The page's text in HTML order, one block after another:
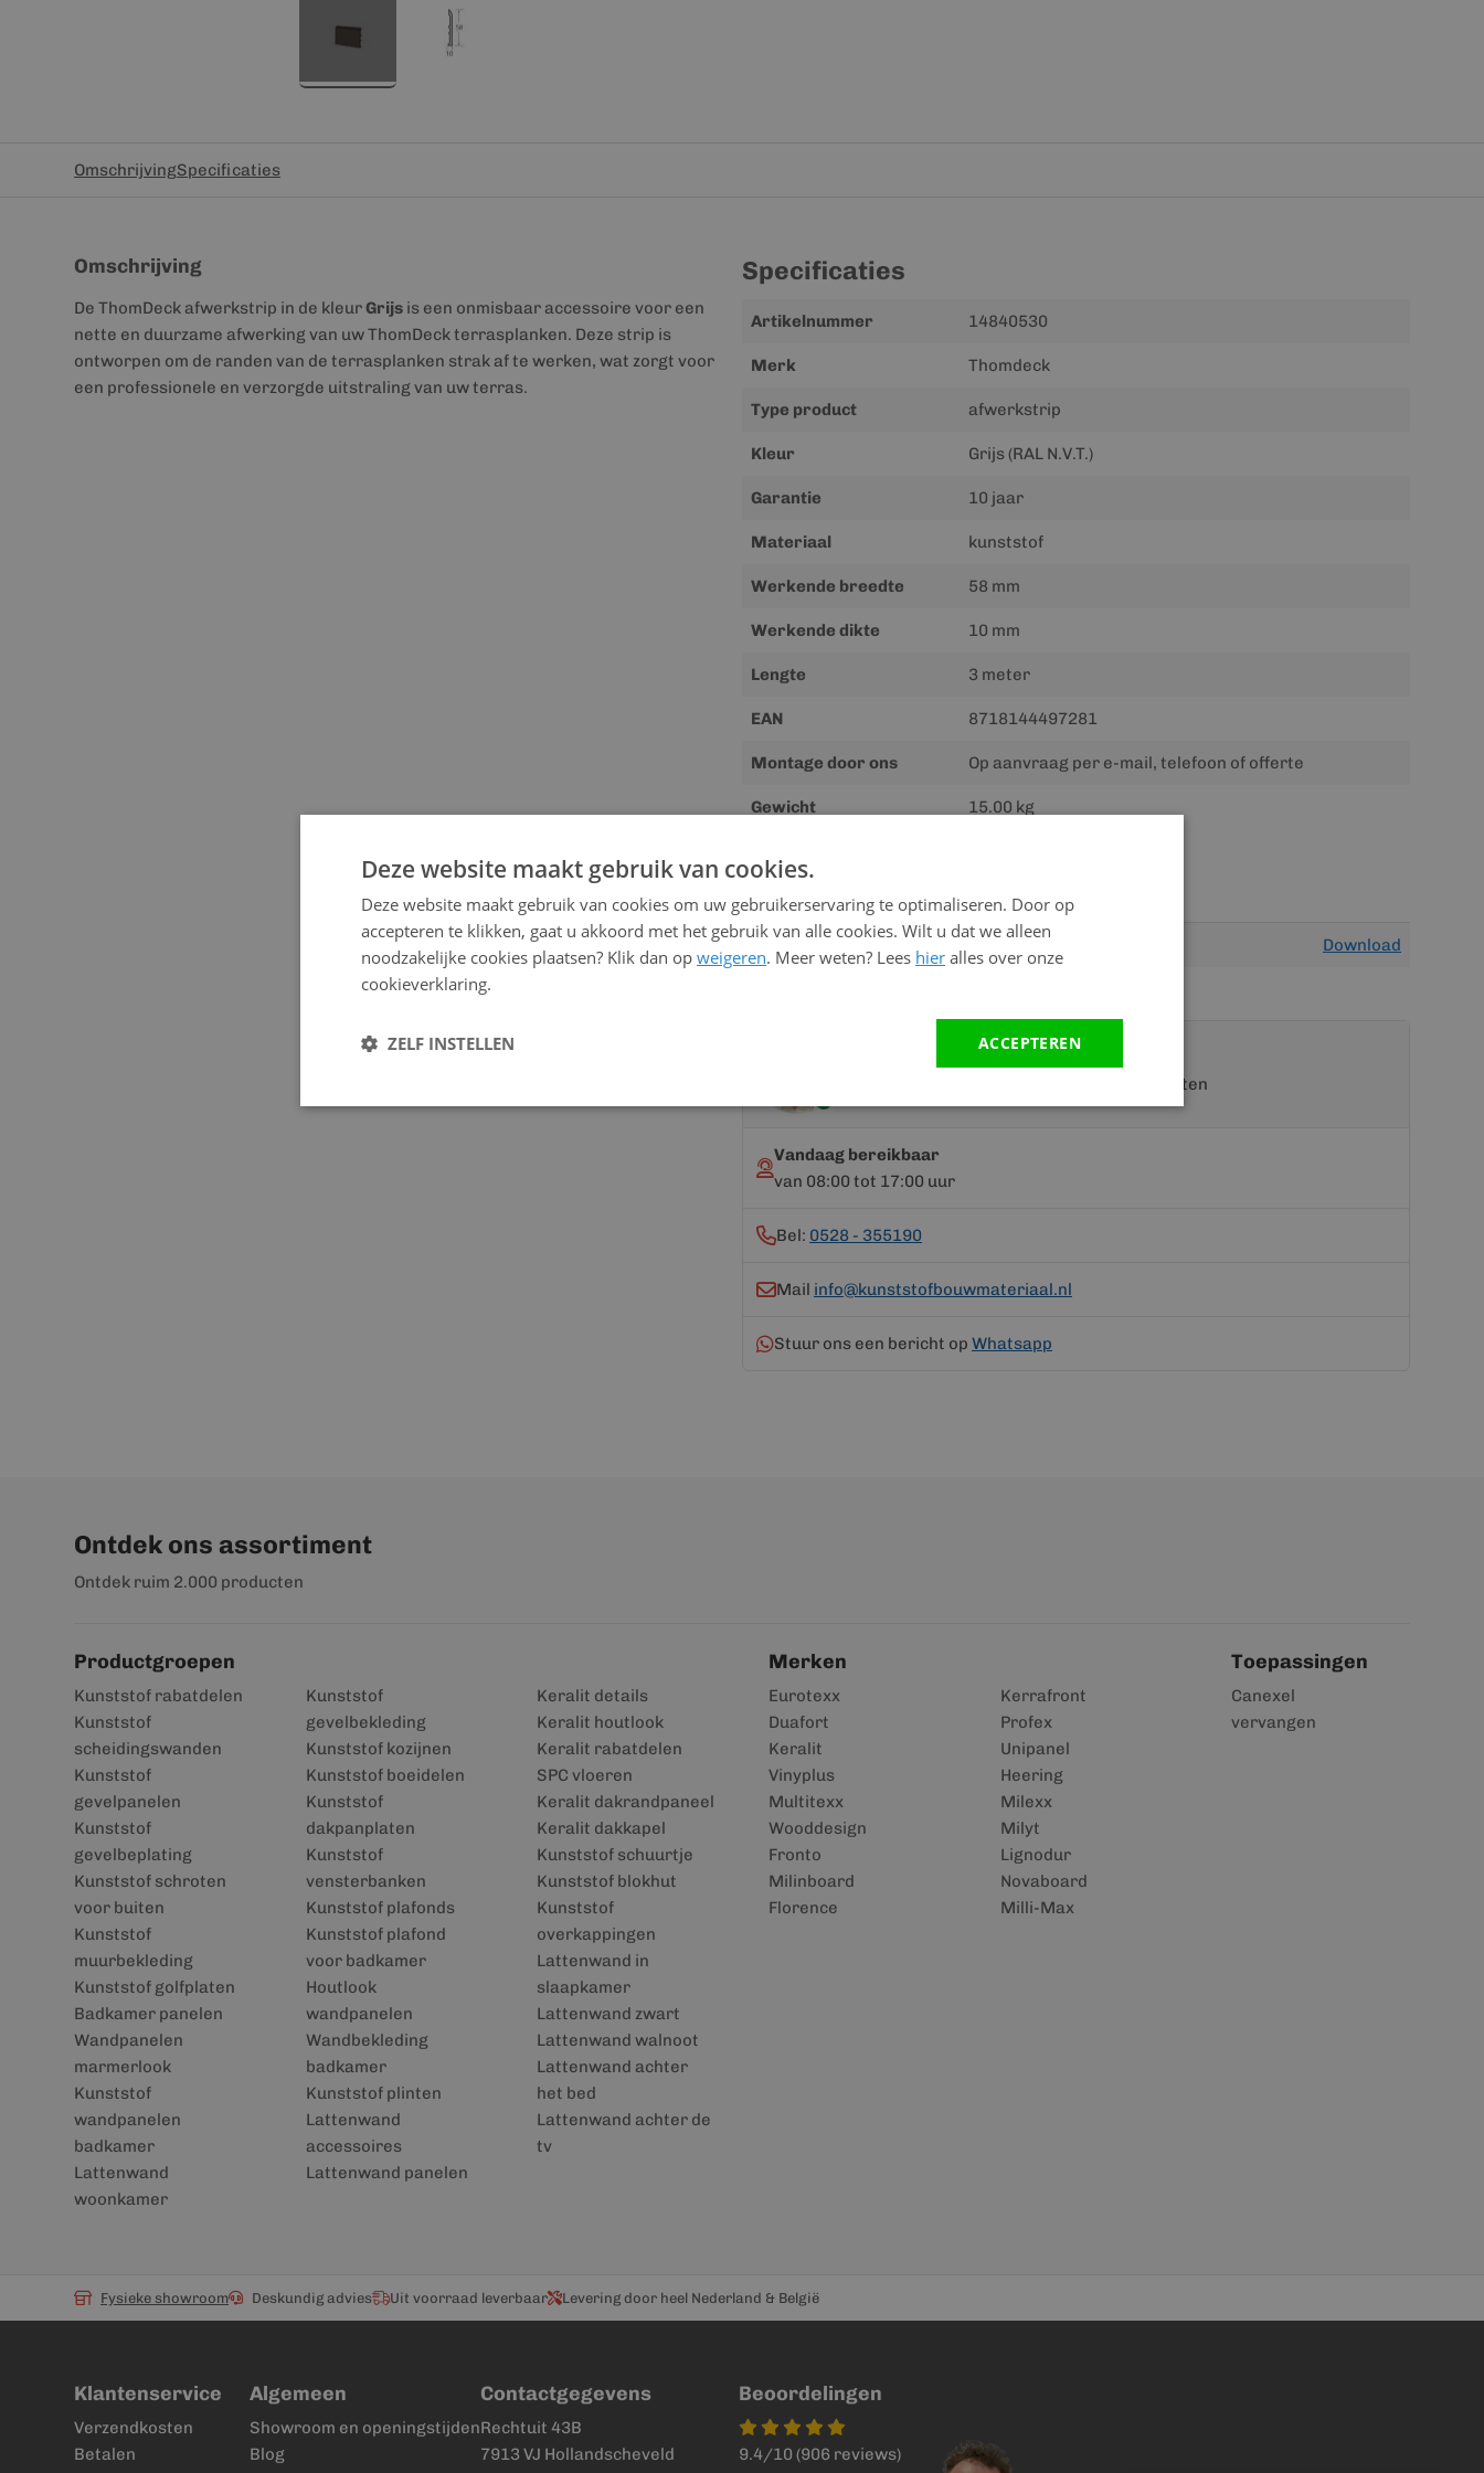
OmschrijvingSpecificaties
Omschrijving
De ThomDeck afwerkstrip in de kleurGrijs is een onmisbaar accessoire voor een
nette en duurzame afwerking van uw ThomDeck terrasplanken. Deze strip is
ontworpen om de randen van de terrasplanken strak af te werken, wat zorgt voor
een professionele en verzorgde uitstraling van uw terras.
Specificaties
Meer
Artikelnummer 14840530
Merk Thomdeck
Type product afwerkstrip
Kleur Grijs (RAL N.V.T.)
Garantie 10 jaar
Materiaal kunststof
Werkende breedte 58 mm
Werkende dikte 10 mm
Lengte 3 meter
EAN 8718144497281
Montage door ons Op aanvraag per e-mail, telefoon of offerte
Gewicht 15.00 kg
Downloads
Meer
informatie
Download
Neem contact op met een van onze specialisten
Vandaag bereikbaar
van 08:00 tot 17:00 uur
Bel: 0528 - 355190
Mail info@kunststofbouwmateriaal.nl
Stuur ons een bericht op Whatsapp
Ontdek ons assortiment
Ontdek ruim 2.000 producten
Productgroepen
Kunststof rabatdelen
Kunststof
scheidingswanden
Kunststof
gevelpanelen
Kunststof
gevelbeplating
Kunststof schroten
voor buiten
Kunststof
muurbekleding
Kunststof golfplaten
Badkamer panelen
Wandpanelen
marmerlook
Kunststof
wandpanelen
badkamer
Lattenwand
woonkamer
Kunststof
gevelbekleding
Kunststof kozijnen
Kunststof boeidelen
Kunststof
dakpanplaten
Kunststof
vensterbanken
Kunststof plafonds
Kunststof plafond
voor badkamer
Houtlook
wandpanelen
Wandbekleding
badkamer
Kunststof plinten
Lattenwand
accessoires
Lattenwand panelen
Keralit details
Keralit houtlook
Keralit rabatdelen
SPC vloeren
Keralit dakrandpaneel
Keralit dakkapel
Kunststof schuurtje
Kunststof blokhut
Kunststof
overkappingen
Lattenwand in
slaapkamer
Lattenwand zwart
Lattenwand walnoot
Lattenwand achter
het bed
Lattenwand achter de
tv
Merken
Eurotexx
Duafort
Keralit
Vinyplus
Multitexx
Wooddesign
Fronto
Milinboard
Florence
Kerrafront
Profex
Unipanel
Heering
Milexx
Milyt
Lignodur
Novaboard
Milli-Max
Toepassingen
Canexel
vervangen
Fysieke showroom Deskundig advies Uit voorraad leverbaar Levering door heel Nederland & België
Klantenservice
Verzendkosten
Betalen
Algemeen
Showroom en openingstijden
Blog
Contactgegevens
Rechtuit 43B
7913 VJ Hollandscheveld
Beoordelingen
9.4/10 (906 reviews)
Deze website maakt gebruik van cookies.
Deze website maakt gebruik van cookies om uw gebruikerservaring te optimaliseren. Door op
accepteren te klikken, gaat u akkoord met het gebruik van alle cookies. Wilt u dat we alleen
noodzakelijke cookies plaatsen? Klik dan op weigeren. Meer weten? Lees hier alles over onze
cookieverklaring.
ACCEPTEREN
ZELF INSTELLEN